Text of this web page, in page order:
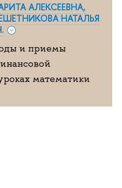
АЛЕКСЕЕВНА,
НАТАЛЬЯ
и приемы
математики